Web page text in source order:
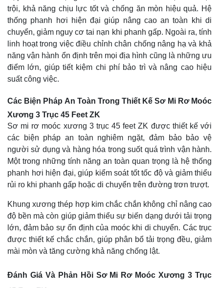
trội, khả năng chịu lực tốt và chống ăn mòn hiệu quả. Hệ
thống phanh hơi hiện đại giúp nâng cao an toàn khi di
chuyển, giảm nguy cơ tai nạn khi phanh gấp. Ngoài ra, tính
linh hoạt trong việc điều chỉnh chân chống nâng hạ và khả
năng vận hành ổn định trên mọi địa hình cũng là những ưu
điểm lớn, giúp tiết kiệm chi phí bảo trì và nâng cao hiệu
suất công việc.
Các Biện Pháp An Toàn Trong Thiết Kế Sơ Mi Rơ Moóc
Xương 3 Trục 45 Feet ZK
Sơ mi rơ moóc xương 3 trục 45 feet ZK được thiết kế với
các biện pháp an toàn nghiêm ngặt, đảm bảo bảo vệ
người sử dụng và hàng hóa trong suốt quá trình vận hành.
Một trong những tính năng an toàn quan trọng là hệ thống
phanh hơi hiện đại, giúp kiểm soát tốt tốc độ và giảm thiểu
rủi ro khi phanh gấp hoặc di chuyển trên đường trơn trượt.
Khung xương thép hợp kim chắc chắn không chỉ nâng cao
độ bền mà còn giúp giảm thiểu sự biến dạng dưới tải trọng
lớn, đảm bảo sự ổn định của moóc khi di chuyển. Các trục
được thiết kế chắc chắn, giúp phân bổ tải trọng đều, giảm
mài mòn và tăng cường khả năng chống lật.
Đánh Giá Và Phản Hồi Sơ Mi Rơ Moóc Xương 3 Trục